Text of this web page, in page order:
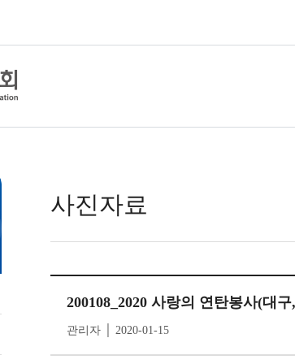
사진자료
200108_2020 사랑의 연탄봉사(대
관리자 │ 2020-01-15